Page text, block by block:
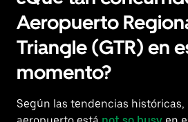
Aeropuerto
Triangle (GTR) en
momento?
Según las tendencias